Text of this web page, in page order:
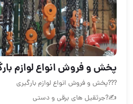
پخش و فروش انواع لوازم
???پخش و فروش انواع لوازم بارگیري
✍?جرثقیل های برقی و دستي